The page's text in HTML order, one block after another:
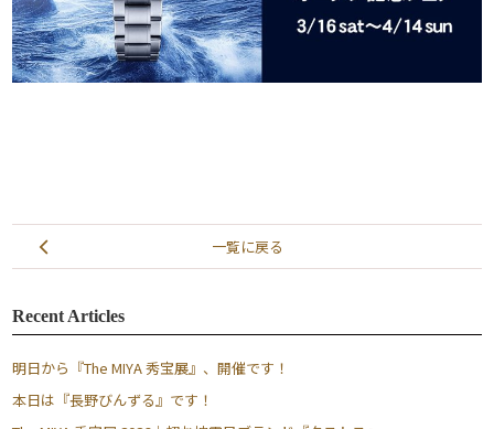
一覧に戻る
Recent Articles
明日から『The MIYA 秀宝展』、開催です！
本日は『長野びんずる』です！